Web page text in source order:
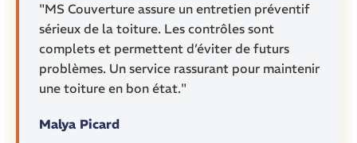
"MS Couverture assure un entretien préventif
sérieux de la toiture. Les contrôles sont
complets et permettent d’éviter de futurs
problèmes. Un service rassurant pour maintenir
une toiture en bon état."
Malya Picard